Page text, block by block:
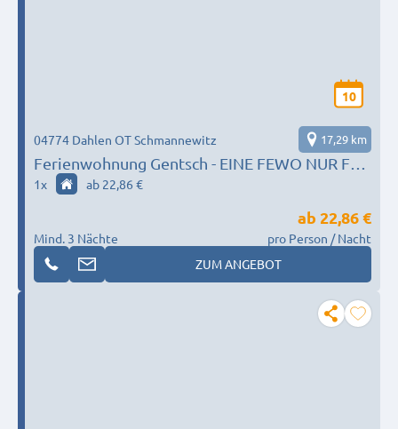
10
Ferienwohnung Gentsch - EINE FEWO NUR FÜR
SIE !!!
04774 Dahlen OT Schmannewitz 17,29 km
1x ab 22,86 €
Mind. 3 Nächte
ab 22,86 €
pro Person / Nacht
ZUM ANGEBOT